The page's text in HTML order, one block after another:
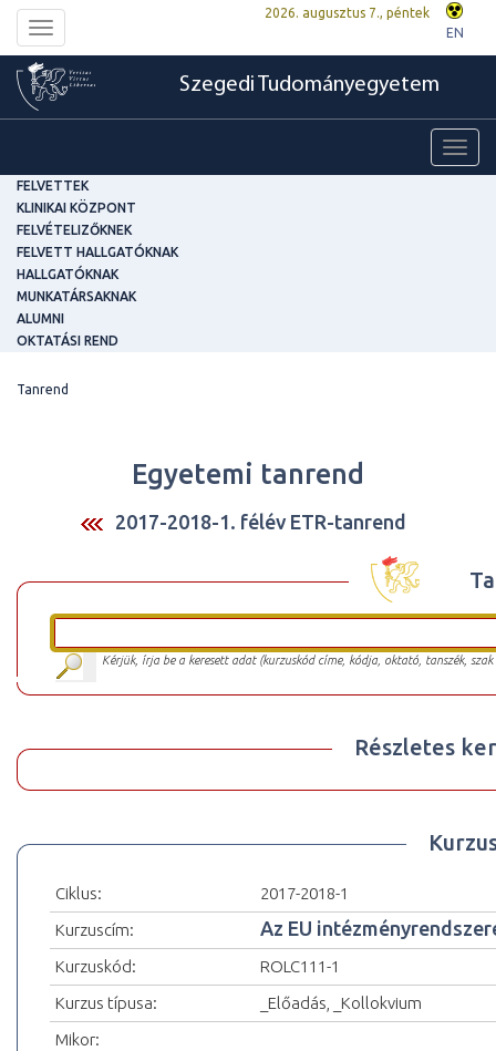
Toggle
navigation
2026. augusztus 7., péntek
EN
Szegedi Tudományegyetem
FELVETTEK
KLINIKAI KÖZPONT
FELVÉTELIZŐKNEK
FELVETT HALLGATÓKNAK
HALLGATÓKNAK
MUNKATÁRSAKNAK
ALUMNI
OKTATÁSI REND
Tanrend
Egyetemi tanrend
2017-2018-1. félév ETR-tanrend
Kérjük, írja be a keresett adat (kurzuskód címe, kódja, oktató, tanszék,
Részletes
Ciklus:
2017-2018-1
Kurzuscím:
Az EU
Kurzuskód:
ROLC111-1
Kurzus típusa:
_Előadás, _Kollokvium
Mikor: